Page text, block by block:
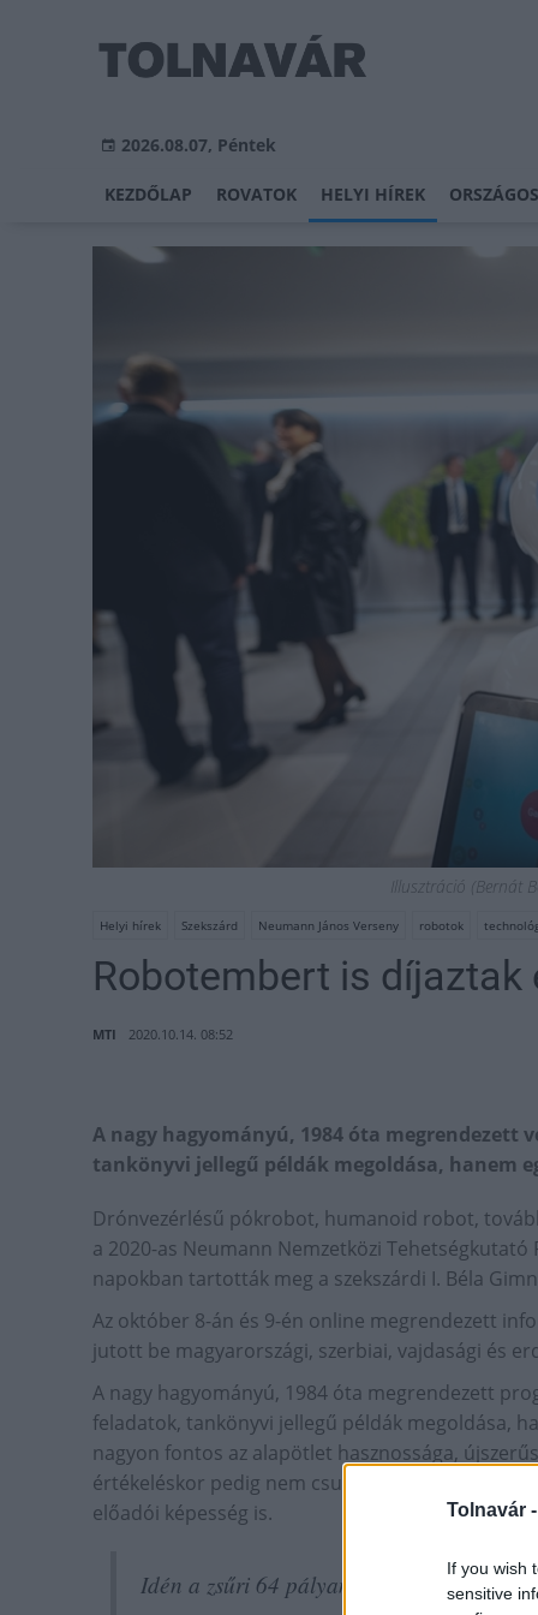
Tolnavár -
If you wish
sensitive
2026.08.07, Péntek
KEZDŐLAP ROVATOK HELYI HÍREK
Illusztráció (Bernát
Helyi hírek Szekszárd Neumann János Verseny robotok
Robotembert is
MTI 2020.10.14. 08:52
A nagy hagyományú, 1984 óta megrendezett
tankönyvi jellegű példák megoldása, hanem
Drónvezérlésű pókrobot, humanoid robot,
a 2020-as Neumann Nemzetközi
napokban tartották meg a szekszárdi I. Béla
Az október 8-án és 9-én online megrendezett
jutott be magyarországi, szerbiai, vajdasági és
A nagy hagyományú, 1984 óta megrendezett
feladatok, tankönyvi jellegű példák megoldása,
nagyon fontos az alapötlet hasznossága,
értékeléskor pedig nem csupán a résztvevők
előadói képesség is.
Idén a zsűri 64 pályaművet tekintett